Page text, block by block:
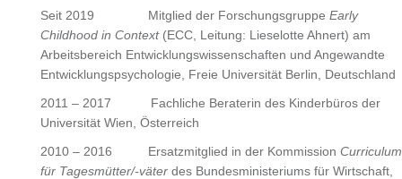
Seit 2019 Mitglied der Forschungsgruppe Early
Childhood in Context(ECC, Leitung: Lieselotte Ahnert) am
Arbeitsbereich Entwicklungswissenschaften und Angewandte
Entwicklungspsychologie, Freie Universität Berlin, Deutschland
2011 – 2017 Fachliche Beraterin des Kinderbüros der
Universität Wien, Österreich
2010 – 2016 Ersatzmitglied in der Kommission Curriculum
für Tagesmütter/-väter des Bundesministeriums für Wirtschaft,